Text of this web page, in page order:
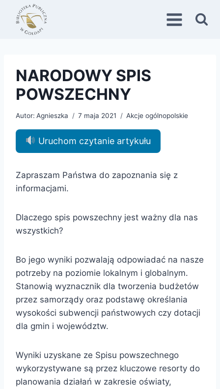
Przejdź
treści
NARODOWY SPIS
POWSZECHNY
Autor: Agnieszka 7 maja 2021 Akcje ogólnopolskie
Uruchom czytanie artykułu
Zapraszam Państwa do zapoznania się z
informacjami.
Dlaczego spis powszechny jest ważny dla nas
wszystkich?
Bo jego wyniki pozwalają odpowiadać na nasze
potrzeby na poziomie lokalnym i globalnym.
Stanowią wyznacznik dla tworzenia budżetów
przez samorządy oraz podstawę określania
wysokości subwencji państwowych czy dotacji
dla gmin i województw.
Wyniki uzyskane ze Spisu powszechnego
wykorzystywane są przez kluczowe resorty do
planowania działań w zakresie oświaty,